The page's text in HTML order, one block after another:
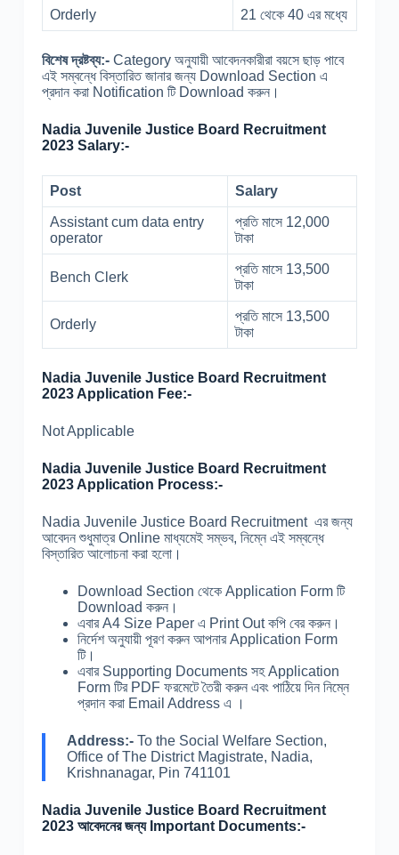
Orderly 21 থেকে 40 এর মধ্যে
বিশেষ দ্রষ্টব্য:- Category অনুযায়ী আবেদনকারীরা বয়সে ছাড় পাবে
এই সম্বন্ধে বিস্তারিত জানার জন্য Download Section এ
প্রদান করা Notification টি Download করুন।
Nadia Juvenile Justice Board Recruitment
2023 Salary:-
Post Salary
Assistant cum data entry
operator
প্রতি মাসে 12,000
টাকা
Bench Clerk
প্রতি মাসে 13,500
টাকা
Orderly
প্রতি মাসে 13,500
টাকা
Nadia Juvenile Justice Board Recruitment
2023 Application Fee:-
Not Applicable
Nadia Juvenile Justice Board Recruitment
2023 Application Process:-
Nadia Juvenile Justice Board Recruitment এর জন্য
আবেদন শুধুমাত্র Online মাধ্যমেই সম্ভব, নিম্নে এই সম্বন্ধে
বিস্তারিত আলোচনা করা হলো।
Download Section থেকে Application Form টি
Download করুন।
এবার A4 Size Paper এ Print Out কপি বের করুন।
নির্দেশ অনুযায়ী পূরণ করুন আপনার Application Form
টি।
এবার Supporting Documents সহ Application
Form টির PDF ফরমেটে তৈরী করুন এবং পাঠিয়ে দিন নিম্নে
প্রদান করা Email Address এ ।
Address:- To the Social Welfare Section,
Office of The District Magistrate, Nadia,
Krishnanagar, Pin 741101
Nadia Juvenile Justice Board Recruitment
2023 আবেদনের জন্য Important Documents:-